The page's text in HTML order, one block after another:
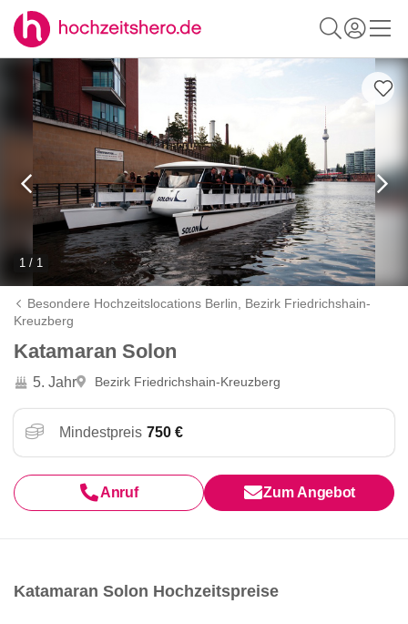
1 / 1
Besondere Hochzeitslocations Berlin, Bezirk Friedrichshain-
Kreuzberg
Katamaran Solon
5. Jahr Bezirk Friedrichshain-Kreuzberg
Mindestpreis 750 €
Anruf Zum Angebot
Katamaran Solon Hochzeitspreise